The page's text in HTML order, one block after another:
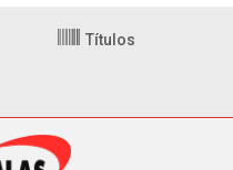
Títulos